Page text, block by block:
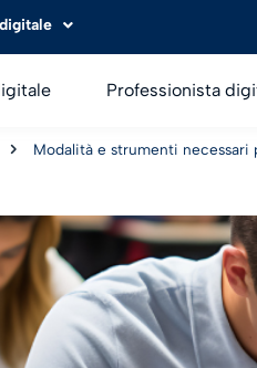
Professionista
Modalità e strumenti